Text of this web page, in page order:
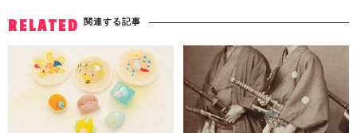
RELATED 関連する記事